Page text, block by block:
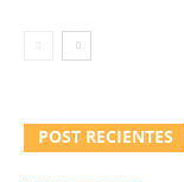
POST RECIENTES